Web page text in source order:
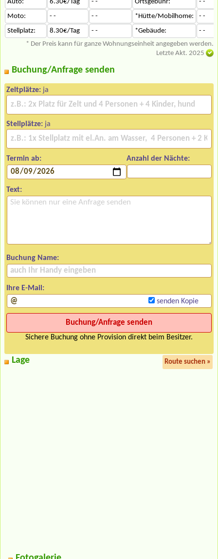
Auto: 6.30€/Tag - - Ortsgebühr:
- -
Moto:
- - - - *Hütte/Mobilhome:
- -
Stellplatz:
8.30€/Tag - - *Gebäude:
- -
* Der Preis kann für ganze Wohnungseinheit angegeben werden.
Letzte Akt. 2025
Buchung/Anfrage senden
Zeltplätze: ja
Stellplätze: ja
Termin ab: Anzahl der Nächte:
Text:
Buchung Name:
Ihre E-Mail:
senden Kopie
Sichere Buchung ohne Provision direkt beim Besitzer.
Lage Route suchen »